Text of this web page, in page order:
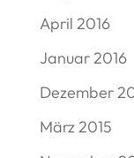
April 2016
Januar 2016
Dezember
März 2015